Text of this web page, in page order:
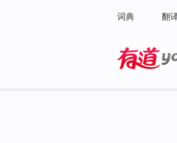
词典 翻